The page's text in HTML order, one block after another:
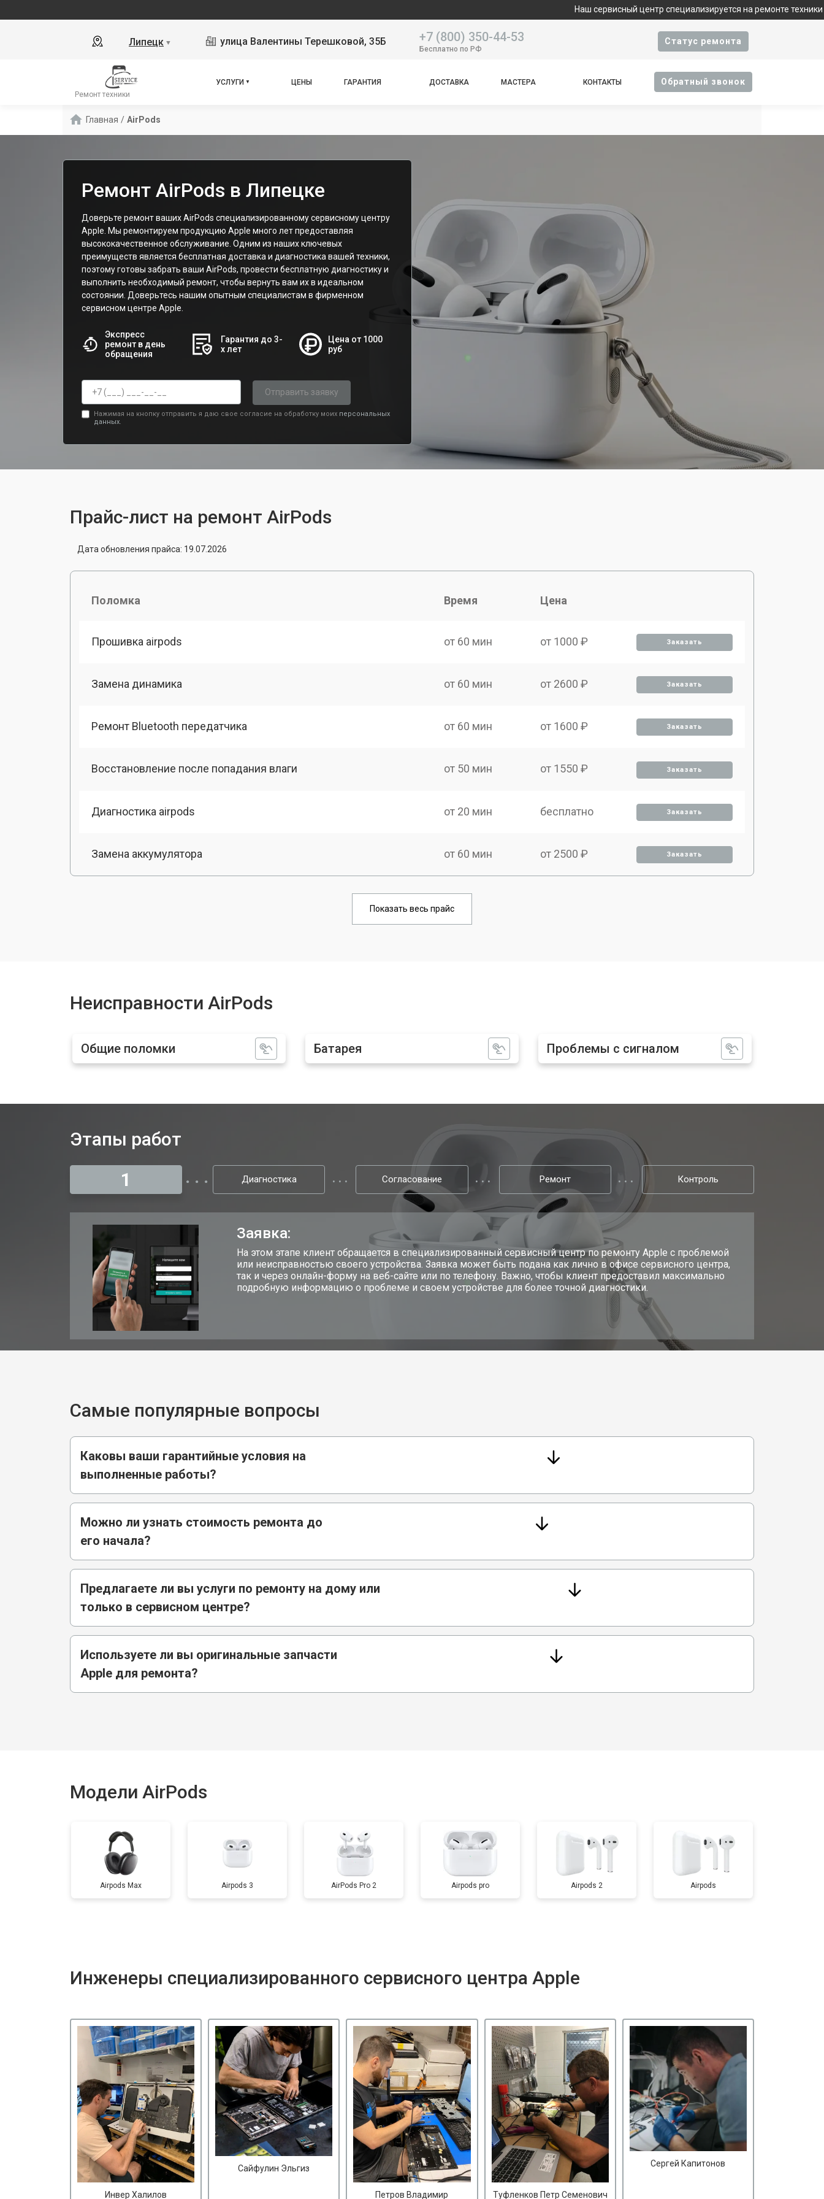
Наш сервисный центр специализируется на ремонте техники Apple и
Липецк ▼ улица Валентины Терешковой, 35Б +7 (800) 350-44-53
Бесплатно по РФ
Cтатус ремонта
Ремонт техники
УСЛУГИ ЦЕНЫ ГАРАНТИЯ ДОСТАВКА МАСТЕРА КОНТАКТЫ Oбратный звонок
Главная / AirPods
Ремонт AirPods в Липецке
Доверьте ремонт ваших AirPods специализированному сервисному центру
Apple. Мы ремонтируем продукцию Apple много лет предоставляя
высококачественное обслуживание. Одним из наших ключевых
преимуществ является бесплатная доставка и диагностика вашей техники,
поэтому готовы забрать ваши AirPods, провести бесплатную диагностику и
выполнить необходимый ремонт, чтобы вернуть вам их в идеальном
состоянии. Доверьтесь нашим опытным специалистам в фирменном
сервисном центре Apple.
Экспресс
ремонт в день
обращения
Гарантия до 3-
х лет
Цена от 1000
руб
Отправить заявку
Нажимая на кнопку отправить я даю свое согласие на обработку моих персональных
данных.
Прайс-лист на ремонт AirPods
Дата обновления прайса: 19.07.2026
Поломка Время Цена
Прошивка airpods от 60 мин от 1000 ₽ Заказать
Замена динамика от 60 мин от 2600 ₽ Заказать
Ремонт Bluetooth передатчика от 60 мин от 1600 ₽ Заказать
Восстановление после попадания влаги от 50 мин от 1550 ₽ Заказать
Диагностика airpods от 20 мин бесплатно Заказать
Замена аккумулятора от 60 мин от 2500 ₽ Заказать
от 80 мин
Показать весь прайс
Неисправности AirPods
Общие поломки Батарея Проблемы с сигналом
Этапы работ
1
Диагностика Согласование Ремонт Контроль
Заявка:
На этом этапе клиент обращается в специализированный сервисный центр по ремонту Apple с проблемой
или неисправностью своего устройства. Заявка может быть подана как лично в офисе сервисного центра,
так и через онлайн-форму на веб-сайте или по телефону. Важно, чтобы клиент предоставил максимально
подробную информацию о проблеме и своем устройстве для более точной диагностики.
Самые популярные вопросы
Каковы ваши гарантийные условия на
выполненные работы?
Можно ли узнать стоимость ремонта до
его начала?
Предлагаете ли вы услуги по ремонту на дому или
только в сервисном центре?
Используете ли вы оригинальные запчасти
Apple для ремонта?
Модели AirPods
Airpods Max Airpods 3 AirPods Pro 2 Airpods pro Airpods 2 Airpods
Инженеры специализированного сервисного центра Apple
Инвер Халилов
Сайфулин Эльгиз
Петров Владимир Туфленков Петр Семенович
Сергей Капитонов